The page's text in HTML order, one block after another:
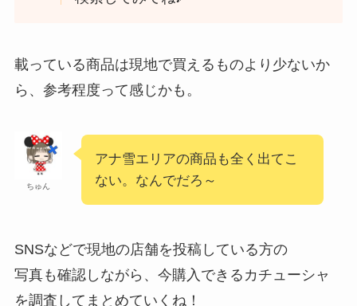
載っている商品は現地で買えるものより少ないか
ら、参考程度って感じかも。
ちゅん
アナ雪エリアの商品も全く出てこ
ない。なんでだろ～
SNSなどで現地の店舗を投稿している方の
写真も確認しながら、今購入できるカチューシャ
を調査してまとめていくね！